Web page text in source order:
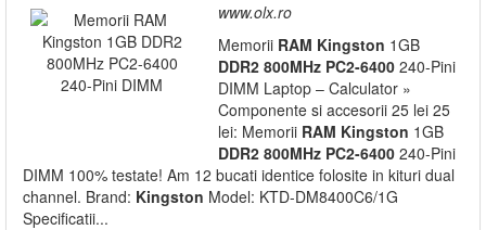
www.olx.ro
Memorii RAM Kingston 1GB
DDR2 800MHz PC2-6400 240-Pini
DIMM Laptop – Calculator »
Componente si accesorii 25 lei 25
lei: Memorii RAM Kingston 1GB
DDR2 800MHz PC2-6400 240-Pini
DIMM 100% testate! Am 12 bucati identice folosite in kituri dual
channel. Brand: Kingston Model: KTD-DM8400C6/1G
Specificatii...